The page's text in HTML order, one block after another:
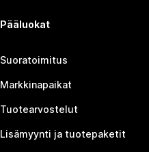
Pääluokat
Suoratoimitus
Markkinapaikat
Tuotearvostelut
Lisämyynti ja tuotepaketit